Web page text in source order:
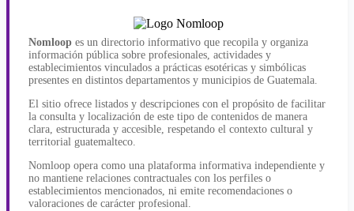
Nomloop es un directorio informativo que recopila y organiza
información pública sobre profesionales, actividades y
establecimientos vinculados a prácticas esotéricas y simbólicas
presentes en distintos departamentos y municipios de Guatemala.
El sitio ofrece listados y descripciones con el propósito de facilitar
la consulta y localización de este tipo de contenidos de manera
clara, estructurada y accesible, respetando el contexto cultural y
territorial guatemalteco.
Nomloop opera como una plataforma informativa independiente y
no mantiene relaciones contractuales con los perfiles o
establecimientos mencionados, ni emite recomendaciones o
valoraciones de carácter profesional.